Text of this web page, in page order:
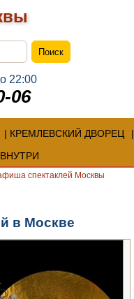
22:00
06
КРЕМЛЕВСКИЙ ДВОРЕЦ
спектаклей Москвы
в Москве